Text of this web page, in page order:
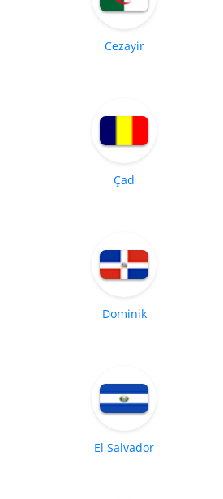
Cezayir
Çad
Dominik
El Salvador